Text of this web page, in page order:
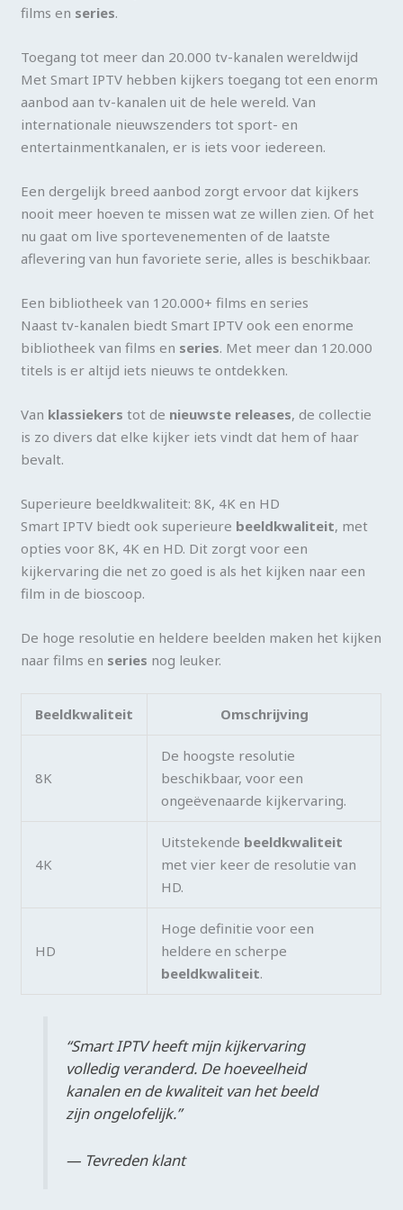
films en series.
Toegang tot meer dan 20.000 tv-kanalen wereldwijd
Met Smart IPTV hebben kijkers toegang tot een enorm
aanbod aan tv-kanalen uit de hele wereld. Van
internationale nieuwszenders tot sport- en
entertainmentkanalen, er is iets voor iedereen.
Een dergelijk breed aanbod zorgt ervoor dat kijkers
nooit meer hoeven te missen wat ze willen zien. Of het
nu gaat om live sportevenementen of de laatste
aflevering van hun favoriete serie, alles is beschikbaar.
Een bibliotheek van 120.000+ films en series
Naast tv-kanalen biedt Smart IPTV ook een enorme
bibliotheek van films en series. Met meer dan 120.000
titels is er altijd iets nieuws te ontdekken.
Van klassiekers tot de nieuwste releases, de collectie
is zo divers dat elke kijker iets vindt dat hem of haar
bevalt.
Superieure beeldkwaliteit: 8K, 4K en HD
Smart IPTV biedt ook superieure beeldkwaliteit, met
opties voor 8K, 4K en HD. Dit zorgt voor een
kijkervaring die net zo goed is als het kijken naar een
film in de bioscoop.
De hoge resolutie en heldere beelden maken het kijken
naar films en series nog leuker.
Beeldkwaliteit Omschrijving
8K
De hoogste resolutie
beschikbaar, voor een
ongeëvenaarde kijkervaring.
4K
Uitstekende beeldkwaliteit
met vier keer de resolutie van
HD.
HD
Hoge definitie voor een
heldere en scherpe
beeldkwaliteit.
“Smart IPTV heeft mijn kijkervaring
volledig veranderd. De hoeveelheid
kanalen en de kwaliteit van het beeld
zijn ongelofelijk.”
— Tevreden klant